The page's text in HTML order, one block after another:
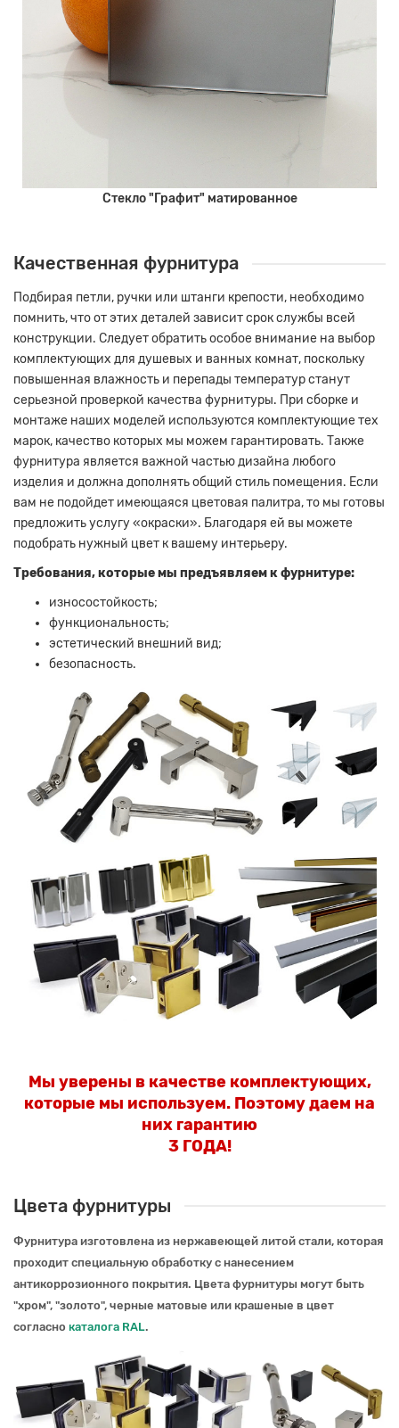
Стекло "Графит" матированное
Качественная фурнитура
Подбирая петли, ручки или штанги крепости, необходимо
помнить, что от этих деталей зависит срок службы всей
конструкции. Следует обратить особое внимание на выбор
комплектующих для душевых и ванных комнат, поскольку
повышенная влажность и перепады температур станут
серьезной проверкой качества фурнитуры. При сборке и
монтаже наших моделей используются комплектующие тех
марок, качество которых мы можем гарантировать. Также
фурнитура является важной частью дизайна любого
изделия и должна дополнять общий стиль помещения. Если
вам не подойдет имеющаяся цветовая палитра, то мы готовы
предложить услугу «окраски». Благодаря ей вы можете
подобрать нужный цвет к вашему интерьеру.
Требования, которые мы предъявляем к фурнитуре:
износостойкость;
функциональность;
эстетический внешний вид;
безопасность.
Мы уверены в качестве комплектующих,
которые мы используем. Поэтому даем на
них гарантию
3 ГОДА!
Цвета фурнитуры
Фурнитура изготовлена из нержавеющей литой стали, которая
проходит специальную обработку с нанесением
антикоррозионного покрытия. Цвета фурнитуры могут быть
"хром", "золото", черные матовые или крашеные в цвет
согласно каталога RAL.